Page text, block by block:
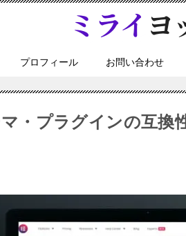
プロフィール お問い合わせ
・プラグインの互換